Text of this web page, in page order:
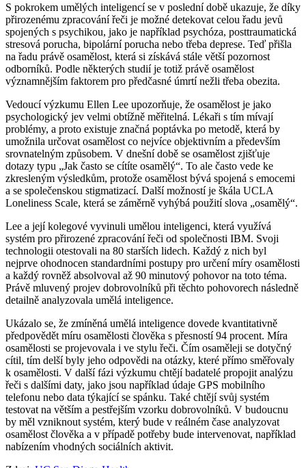
S pokrokem umělých inteligencí se v poslední době ukazuje, že díky
přirozenému zpracování řeči je možné detekovat celou řadu jevů
spojených s psychikou, jako je například psychóza, posttraumatická
stresová porucha, bipolární porucha nebo třeba deprese. Teď přišla
na řadu právě osamělost, která si získává stále větší pozornost
odborníků. Podle některých studií je totiž právě osamělost
významnějším faktorem pro předčasné úmrtí nežli třeba obezita.
Vedoucí výzkumu Ellen Lee upozorňuje, že osamělost je jako
psychologický jev velmi obtížně měřitelná. Lékaři s tím mívají
problémy, a proto existuje značná poptávka po metodě, která by
umožnila určovat osamělost co nejvíce objektivním a především
srovnatelným způsobem. V dnešní době se osamělost zjišťuje
dotazy typu „Jak často se cítíte osamělý“. To ale často vede ke
zkresleným výsledkům, protože osamělost bývá spojená s emocemi
a se společenskou stigmatizací. Další možností je škála UCLA
Loneliness Scale, která se záměrně vyhýbá použití slova „osamělý“.
Lee a její kolegové vyvinuli umělou inteligenci, která využívá
systém pro přirozené zpracování řeči od společnosti IBM. Svoji
technologii otestovali na 80 starších lidech. Každý z nich byl
nejprve ohodnocen standardními postupy pro určení míry osamělosti
a každý rovněž absolvoval až 90 minutový pohovor na toto téma.
Právě mluvený projev dobrovolníků při těchto pohovorech následně
detailně analyzovala umělá inteligence.
Ukázalo se, že zmíněná umělá inteligence dovede kvantitativně
předpovědět míru osamělosti člověka s přesností 94 procent. Míra
osamělosti se projevovala i ve stylu řeči. Čím osaměleji se dotyčný
cítil, tím delší byly jeho odpovědi na otázky, které přímo směřovaly
k osamělosti. V další fázi výzkumu chtějí badatelé propojit analýzu
řeči s dalšími daty, jako jsou například údaje GPS mobilního
telefonu nebo data týkající se spánku. Také chtějí svůj systém
testovat na větším a pestřejším vzorku dobrovolníků. V budoucnu
by měl vzniknout systém, který bude v reálném čase analyzovat
osamělost člověka a v případě potřeby bude intervenovat, například
nabízením vhodných sociálních aktivit.